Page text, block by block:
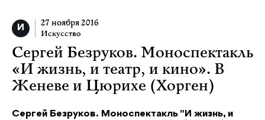
27 ноября 2016
Искусство
Сергей Безруков. Моноспектакль
«И жизнь, и театр, и кино». В
Женеве и Цюрихе (Хорген)
Сергей Безруков. Моноспектакль "И жизнь, и